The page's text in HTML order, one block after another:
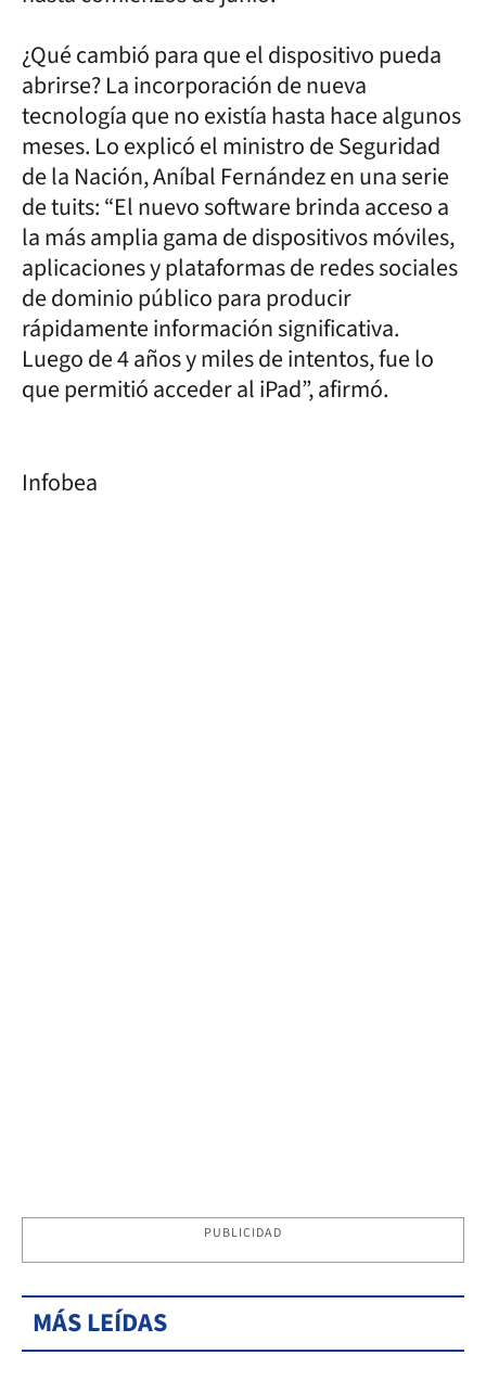
¿Qué cambió para que el dispositivo pueda
abrirse? La incorporación de nueva
tecnología que no existía hasta hace algunos
meses. Lo explicó el ministro de Seguridad
de la Nación, Aníbal Fernández en una serie
de tuits: “El nuevo software brinda acceso a
la más amplia gama de dispositivos móviles,
aplicaciones y plataformas de redes sociales
de dominio público para producir
rápidamente información significativa.
Luego de 4 años y miles de intentos, fue lo
que permitió acceder al iPad”, afirmó.
Infobea
PUBLICIDAD
MÁS LEÍDAS